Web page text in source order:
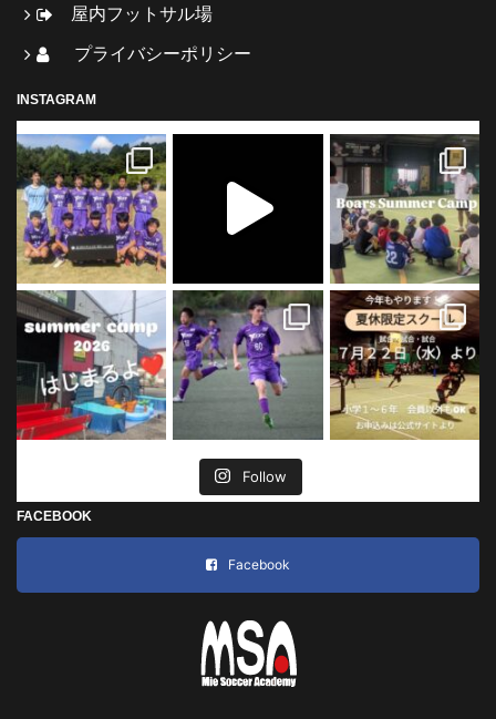
屋内フットサル場
プライバシーポリシー
INSTAGRAM
Follow
FACEBOOK
Facebook